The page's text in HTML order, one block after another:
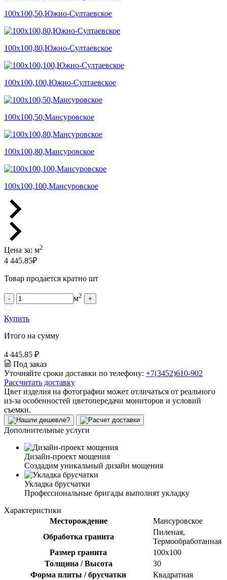
100х100,50,Южно-Султаевское
100х100,80,Южно-Султаевское
100х100,100,Южно-Султаевское
100х100,50,Мансуровское
100х100,80,Мансуровское
100х100,100,Мансуровское
Цена за: м2
4 445.85₽
Товар продается кратно шт
- м2 +
Купить
Итого на сумму
4 445.85 ₽
Под заказ
Уточняйте сроки доставки по телефону: +7(3452)610-902
Рассчитать доставку
Цвет изделия на фотографии может отличаться от реального
из-за особенностей цветопередачи мониторов и условий
съемки.
Дополнительные услуги
Дизайн-проект мощения
Создадим уникальный дизайн мощения
Укладка брусчатки
Профессиональные бригады выполнят укладку
Характеристики
Месторождение
Мансуровское
Обработка гранита
Пиленая,
Термообработанная
Размер гранита
100х100
Толщина / Высота
30
Форма плиты / брусчатки
Квадратная